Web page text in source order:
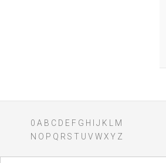
0 A B C D E F G H J K
M
N O P Q R S T U V WXY Z